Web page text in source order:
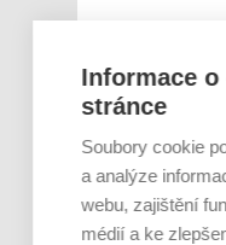
Informace
stránce
Soubory cookie
a analýze
webu, zajištění
médií a ke